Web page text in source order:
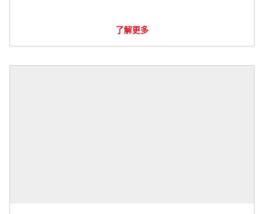
了解更多